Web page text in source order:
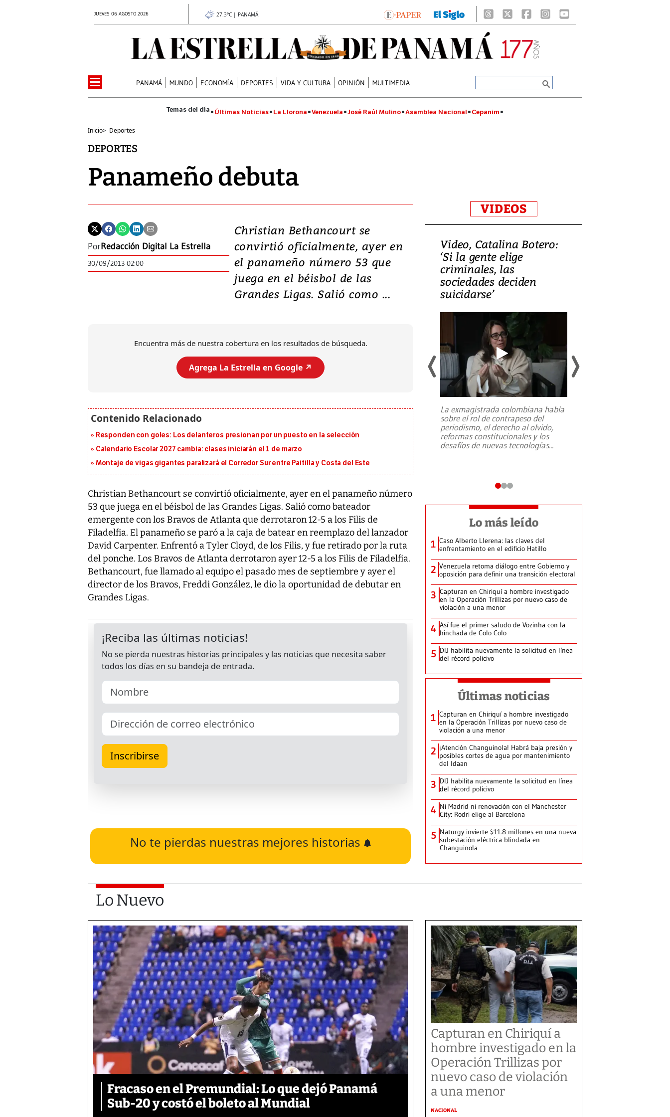
JUEVES 06 AGOSTO 2026 27.3°C | PANAMÁ
PANAMÁ MUNDO ECONOMÍA DEPORTES VIDA Y CULTURA OPINIÓN MULTIMEDIA
Últimas Noticias La Llorona Venezuela José Raúl Mulino Asamblea Nacional Cepanim
Inicio> Deportes
DEPORTES
Panameño debuta
PorRedacción Digital La Estrella
30/09/2013 02:00
Christian Bethancourt se
convirtió oficialmente, ayer en
el panameño número 53 que
juega en el béisbol de las
Grandes Ligas. Salió como ...
Encuentra más de nuestra cobertura en los resultados de búsqueda.
Agrega La Estrella en Google ↗️
Responden con goles: Los delanteros presionan por un puesto en la selección
Calendario Escolar 2027 cambia: clases iniciarán el 1 de marzo
Montaje de vigas gigantes paralizará el Corredor Sur entre Paitilla y Costa del Este
Christian Bethancourt se convirtió oficialmente, ayer en el panameño número
53 que juega en el béisbol de las Grandes Ligas. Salió como bateador
emergente con los Bravos de Atlanta que derrotaron 12-5 a los Filis de
Filadelfia. El panameño se paró a la caja de batear en reemplazo del lanzador
David Carpenter. Enfrentó a Tyler Cloyd, de los Filis, y fue retirado por la ruta
del ponche. Los Bravos de Atlanta derrotaron ayer 12-5 a los Filis de Filadelfia.
Bethancourt, fue llamado al equipo el pasado mes de septiembre y ayer el
director de los Bravos, Freddi González, le dio la oportunidad de debutar en
Grandes Ligas.
No te pierdas nuestras mejores historias
VIDEOS
Video, Japón: Terremoto
deja heridos y graves
daños en Kumamoto
al sur de Japón, provocando una
Video, Catalina Botero:
‘Si la gente elige
criminales, las
sociedades deciden
suicidarse’
La exmagistrada colombiana habla
sobre el rol de contrapeso del
periodismo, el derecho al olvido,
reformas constitucionales y los
desafíos de nuevas tecnologías...
Lo más leído
1 Caso Alberto Llerena: las claves del
enfrentamiento en el edificio Hatillo
2 Venezuela retoma diálogo entre Gobierno y
oposición para definir una transición electoral
3 Capturan en Chiriquí a hombre investigado
en la Operación Trillizas por nuevo caso de
violación a una menor
4 Así fue el primer saludo de Vozinha con la
hinchada de Colo Colo
5 DIJ habilita nuevamente la solicitud en línea
del récord policivo
Últimas noticias
1 Capturan en Chiriquí a hombre investigado
en la Operación Trillizas por nuevo caso de
violación a una menor
2 ¡Atención Changuinola! Habrá baja presión y
posibles cortes de agua por mantenimiento
del Idaan
3 DIJ habilita nuevamente la solicitud en línea
del récord policivo
4 Ni Madrid ni renovación con el Manchester
City: Rodri elige al Barcelona
5 Naturgy invierte $11.8 millones en una nueva
subestación eléctrica blindada en
Changuinola
Lo Nuevo
Fracaso en el Premundial: Lo que dejó Panamá
Sub-20 y costó el boleto al Mundial
Capturan en Chiriquí a
hombre investigado en la
Operación Trillizas por
nuevo caso de violación
a una menor
NACIONAL